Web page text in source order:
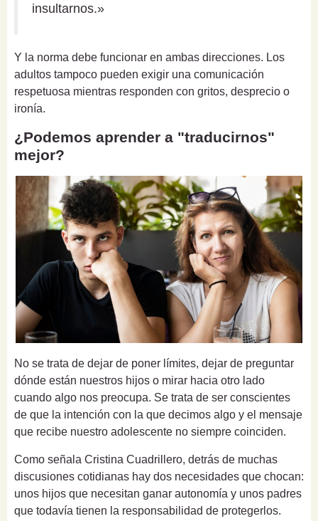
insultarnos.»
Y la norma debe funcionar en ambas direcciones. Los
adultos tampoco pueden exigir una comunicación
respetuosa mientras responden con gritos, desprecio o
ironía.
¿Podemos aprender a "traducirnos"
mejor?
No se trata de dejar de poner límites, dejar de preguntar
dónde están nuestros hijos o mirar hacia otro lado
cuando algo nos preocupa. Se trata de ser conscientes
de que la intención con la que decimos algo y el mensaje
que recibe nuestro adolescente no siempre coinciden.
Como señala Cristina Cuadrillero, detrás de muchas
discusiones cotidianas hay dos necesidades que chocan:
unos hijos que necesitan ganar autonomía y unos padres
que todavía tienen la responsabilidad de protegerlos.